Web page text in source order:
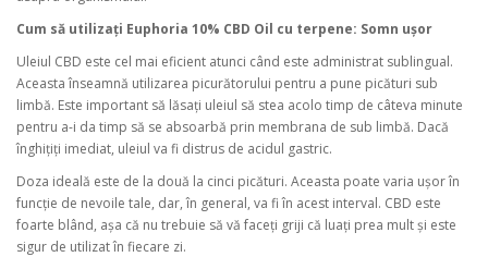
Cum să utilizați Euphoria 10% CBD Oil cu terpene: Somn ușor
Uleiul CBD este cel mai eficient atunci când este administrat sublingual.
Aceasta înseamnă utilizarea picurătorului pentru a pune picături sub
limbă. Este important să lăsați uleiul să stea acolo timp de câteva minute
pentru a-i da timp să se absoarbă prin membrana de sub limbă. Dacă
înghițiți imediat, uleiul va fi distrus de acidul gastric.
Doza ideală este de la două la cinci picături. Aceasta poate varia ușor în
funcție de nevoile tale, dar, în general, va fi în acest interval. CBD este
foarte blând, așa că nu trebuie să vă faceți griji că luați prea mult și este
sigur de utilizat în fiecare zi.